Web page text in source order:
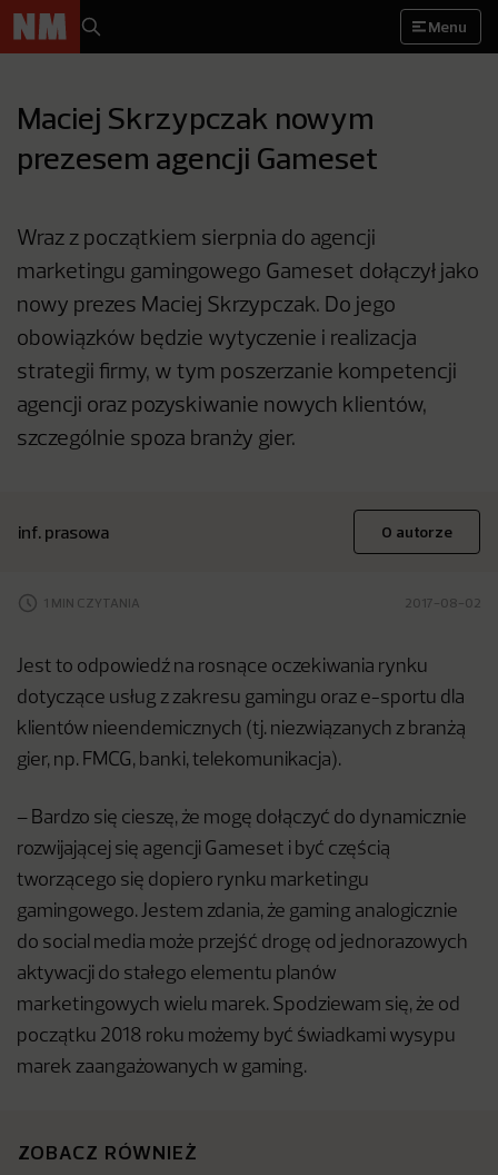
Menu
Maciej Skrzypczak nowym
prezesem agencji Gameset
Wraz z początkiem sierpnia do agencji
marketingu gamingowego Gameset dołączył jako
nowy prezes Maciej Skrzypczak. Do jego
obowiązków będzie wytyczenie i realizacja
strategii firmy, w tym poszerzanie kompetencji
agencji oraz pozyskiwanie nowych klientów,
szczególnie spoza branży gier.
inf. prasowa O autorze
1 MIN CZYTANIA 2017-08-02
Jest to odpowiedź na rosnące oczekiwania rynku
dotyczące usług z zakresu gamingu oraz e-sportu dla
klientów nieendemicznych (tj. niezwiązanych z branżą
gier, np. FMCG, banki, telekomunikacja).
– Bardzo się cieszę, że mogę dołączyć do dynamicznie
rozwijającej się agencji Gameset i być częścią
tworzącego się dopiero rynku marketingu
gamingowego. Jestem zdania, że gaming analogicznie
do social media może przejść drogę od jednorazowych
aktywacji do stałego elementu planów
marketingowych wielu marek. Spodziewam się, że od
początku 2018 roku możemy być świadkami wysypu
marek zaangażowanych w gaming.
ZOBACZ RÓWNIEŻ